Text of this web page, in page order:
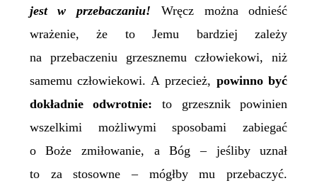
jest w przebaczaniu! Wręcz można odnieść
wrażenie, że to Jemu bardziej zależy
na przebaczeniu grzesznemu człowiekowi, niż
samemu człowiekowi. A przecież, powinno być
dokładnie odwrotnie: to grzesznik powinien
wszelkimi możliwymi sposobami zabiegać
o Boże zmiłowanie, a Bóg – jeśliby uznał
to za stosowne – mógłby mu przebaczyć.